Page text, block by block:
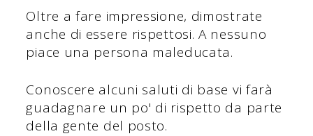
Oltre a fare impressione, dimostrate
anche di essere rispettosi. A nessuno
piace una persona maleducata.
Conoscere alcuni saluti di base vi farà
guadagnare un po' di rispetto da parte
della gente del posto.